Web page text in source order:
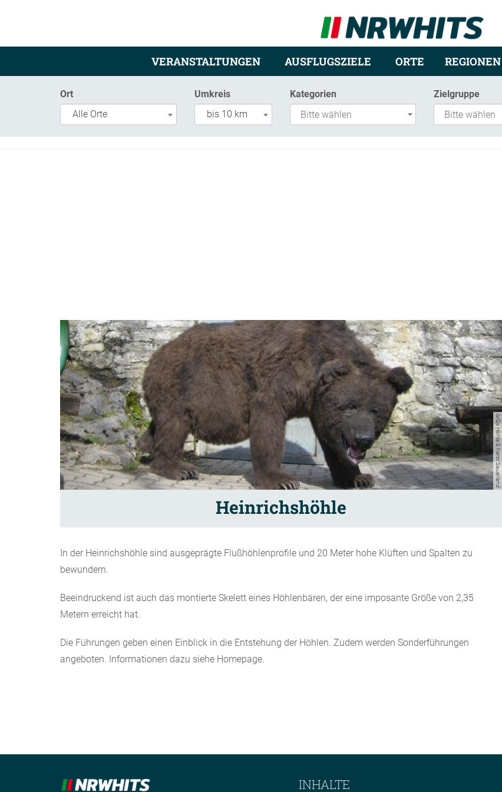
VERANSTALTUNGEN AUSFLUGSZIELE ORTE REGIONEN
Ort
Alle Orte
Umkreis
bis 10 km
Kategorien Zielgruppe
ArGe Höhle & Karst Sauerland
Heinrichshöhle
In der Heinrichshöhle sind ausgeprägte Flußhöhlenprofile und 20 Meter hohe Klüften und Spalten zu
bewundern.
Beeindruckend ist auch das montierte Skelett eines Höhlenbären, der eine imposante Größe von 2,35
Metern erreicht hat.
Die Führungen geben einen Einblick in die Entstehung der Höhlen. Zudem werden Sonderführungen
angeboten. Informationen dazu siehe Homepage.
INHALTE